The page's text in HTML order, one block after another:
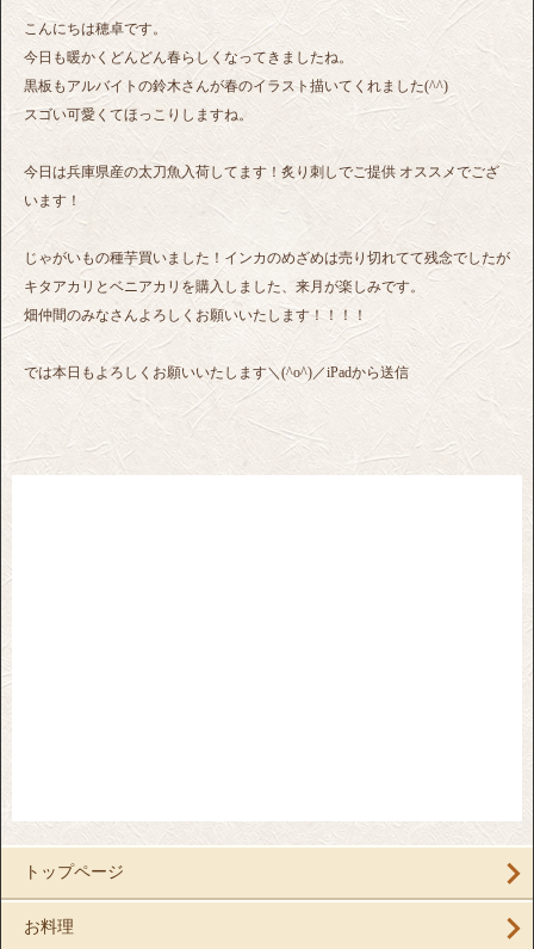
こんにちは穂卓です。
今日も暖かくどんどん春らしくなってきましたね。
黒板もアルバイトの鈴木さんが春のイラスト描いてくれました(^^)
スゴい可愛くてほっこりしますね。
今日は兵庫県産の太刀魚入荷してます！炙り刺しでご提供 オススメでござ
います！
じゃがいもの種芋買いました！インカのめざめは売り切れてて残念でしたが
キタアカリとベニアカリを購入しました、来月が楽しみです。
畑仲間のみなさんよろしくお願いいたします！！！！
では本日もよろしくお願いいたします＼(^o^)／iPadから送信
トップページ
お料理